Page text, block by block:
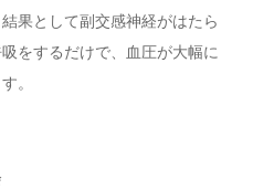
果として副交感神経がはたら
をするだけで、血圧が大幅に
。